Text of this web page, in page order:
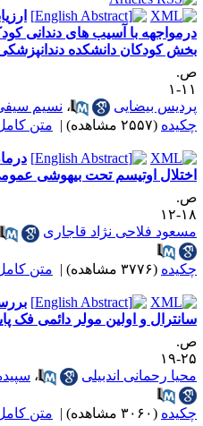
کودکان دانشکده دندانپزشکی
۱
بیضایی
،نسیم سیفی
(۲۵۵۷ مشاهده) | متن کامل (PDF)
اوتیسم تحت بیهوشی
۱۲
فلاحی نژاد قاجاری
،
(۳۷۷۶ مشاهده) | متن کامل (PDF)
و اولین مولر دائمی فک پایین در کودکان
۱۹
رحمانی اندبیلی
،سپیده
(۳۰۶۰ مشاهده) | متن کامل (PDF)